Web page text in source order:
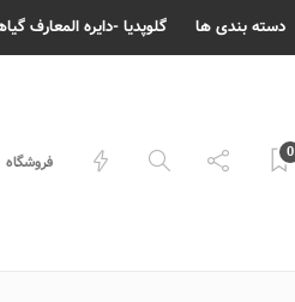
گلوپدیا -دایره المعارف دسته بندی ها
فروشگاه 0